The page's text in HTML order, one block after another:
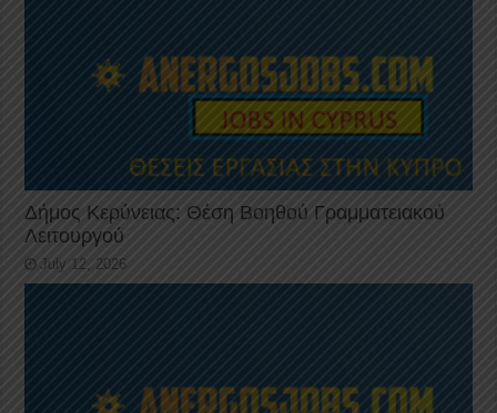
Δήμος Κερύνειας: Θέση Βοηθού Γραμματειακού
Λειτουργού
July 12, 2026